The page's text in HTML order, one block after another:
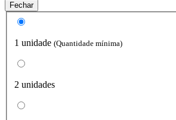
Fechar
1 unidade (Quantidade mínima)
2 unidades